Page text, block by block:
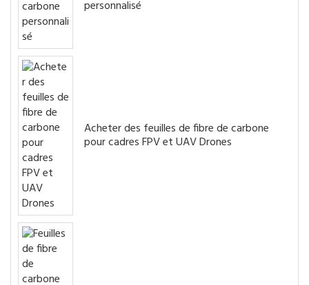
personnalisé
Acheter des feuilles de fibre de carbone
pour cadres FPV et UAV Drones